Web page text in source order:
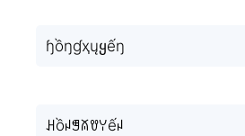
ɧồŋɠҳųყếŋ
ꃅồꈤꁅꊼꀎꌩếꈤ